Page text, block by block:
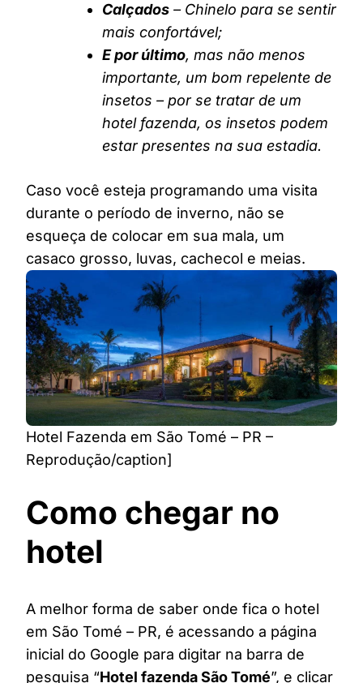
Calçados – Chinelo para se sentir
mais confortável;
E por último, mas não menos
importante, um bom repelente de
insetos – por se tratar de um
hotel fazenda, os insetos podem
estar presentes na sua estadia.
Caso você esteja programando uma visita
durante o período de inverno, não se
esqueça de colocar em sua mala, um
casaco grosso, luvas, cachecol e meias.
Hotel Fazenda em São Tomé – PR –
Reprodução/caption]
Como chegar no
hotel
A melhor forma de saber onde fica o hotel
em São Tomé – PR, é acessando a página
inicial do Google para digitar na barra de
pesquisa “Hotel fazenda São Tomé”, e clicar